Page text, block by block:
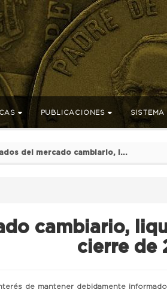
PUBLICACIONES SISTEMA
del mercado cambiario, l...
cambiario,
cierre de
de mantener debidamente